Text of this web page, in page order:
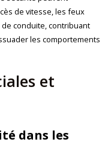
de vitesse, les feux
conduite, contribuant
les comportements
et
dans les